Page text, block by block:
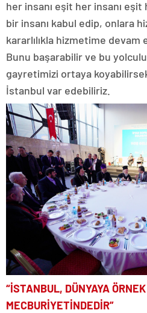
her insanı eşit her insanı
bir insanı kabul edip, onlara
kararlılıkla hizmetime
Bunu başarabilir ve bu
gayretimizi ortaya
İstanbul var edebiliriz.
“İSTANBUL, DÜNYAYA
MECBURİYETİNDEDİR”